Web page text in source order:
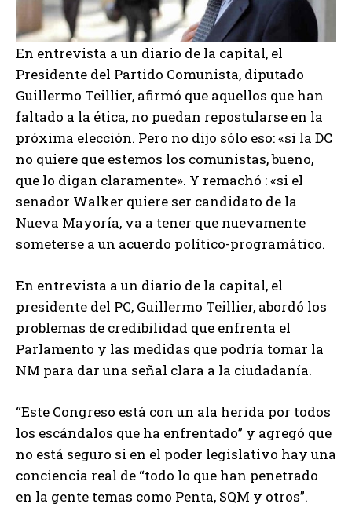
En entrevista a un diario de la capital, el
Presidente del Partido Comunista, diputado
Guillermo Teillier, afirmó que aquellos que han
faltado a la ética, no puedan repostularse en la
próxima elección. Pero no dijo sólo eso: «si la DC
no quiere que estemos los comunistas, bueno,
que lo digan claramente». Y remachó : «si el
senador Walker quiere ser candidato de la
Nueva Mayoría, va a tener que nuevamente
someterse a un acuerdo político-programático.
En entrevista a un diario de la capital, el
presidente del PC, Guillermo Teillier, abordó los
problemas de credibilidad que enfrenta el
Parlamento y las medidas que podría tomar la
NM para dar una señal clara a la ciudadanía.
“Este Congreso está con un ala herida por todos
los escándalos que ha enfrentado” y agregó que
no está seguro si en el poder legislativo hay una
conciencia real de “todo lo que han penetrado
en la gente temas como Penta, SQM y otros”.